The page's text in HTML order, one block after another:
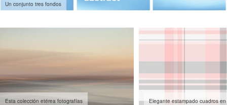
Un conjunto tres fondos
Esta colección etérea fotografías Elegante estampado cuadros en